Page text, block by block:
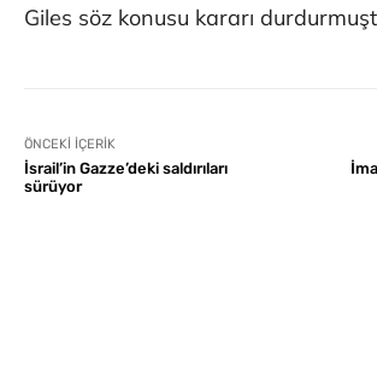
Giles söz konusu kararı
ÖNCEKI İÇERIK
İsrail’in Gazze’deki saldırıları
sürüyor